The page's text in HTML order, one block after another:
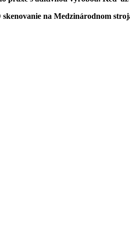
skenovanie na Medzinárodnom